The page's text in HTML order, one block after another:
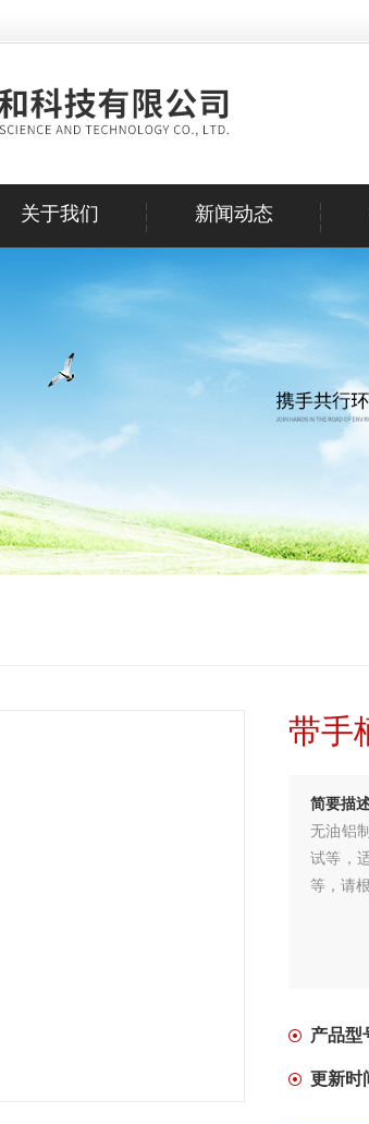
关于我们 新闻动态
带手
简要描
无油铝
试等，
等，请
产品型
更新时